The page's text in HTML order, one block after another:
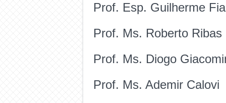
Prof. Esp. Guilherme
Prof. Ms. Roberto Ribas
Prof. Ms. Diogo
Prof. Ms. Ademir Calovi